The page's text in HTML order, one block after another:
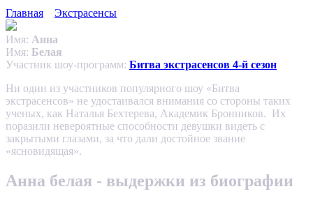
Главная Экстрасенсы
Имя: Анна
Имя: Белая
Участник шоу-программ: Битва экстрасенсов 4-й сезон
Ни один из участников популярного шоу «Битва
экстрасенсов» не удостаивался внимания со стороны таких
ученых, как Наталья Бехтерева, Академик Бронников. Их
поразили невероятные способности девушки видеть с
закрытыми глазами, за что дали достойное звание
«ясновидящая».
Анна белая - выдержки из биографии